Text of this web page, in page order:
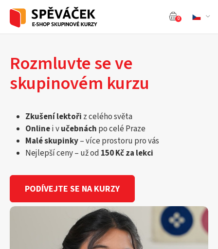
0
Rozmluvte se ve
skupinovém kurzu
Zkušení lektoři z celého světa
Onlinei vučebnách po celé Praze
Malé skupinky– více prostoru pro vás
Nejlepší ceny – už od 150 Kč za lekci
PODÍVEJTE SE NA KURZY